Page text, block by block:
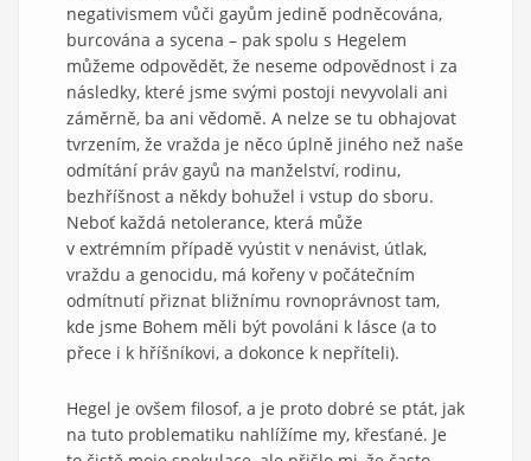
negativismem vůči gayům jedině podněcována,
burcována a sycena – pak spolu s Hegelem
můžeme odpovědět, že neseme odpovědnost i za
následky, které jsme svými postoji nevyvolali ani
záměrně, ba ani vědomě. A nelze se tu obhajovat
tvrzením, že vražda je něco úplně jiného než naše
odmítání práv gayů na manželství, rodinu,
bezhříšnost a někdy bohužel i vstup do sboru.
Neboť každá netolerance, která může
v extrémním případě vyústit v nenávist, útlak,
vraždu a genocidu, má kořeny v počátečním
odmítnutí přiznat bližnímu rovnoprávnost tam,
kde jsme Bohem měli být povoláni k lásce (a to
přece i k hříšníkovi, a dokonce k nepříteli).
Hegel je ovšem filosof, a je proto dobré se ptát, jak
na tuto problematiku nahlížíme my, křesťané. Je